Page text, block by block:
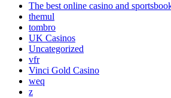
The best online casino and
themul
tombro
UK Casinos
Uncategorized
vfr
Vinci Gold Casino
weq
z